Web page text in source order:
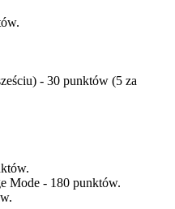
- 30 punktów (5 za
Mode - 180 punktów.